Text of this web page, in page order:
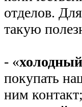
отделов.
такую
- «
покупать
ним контакт;